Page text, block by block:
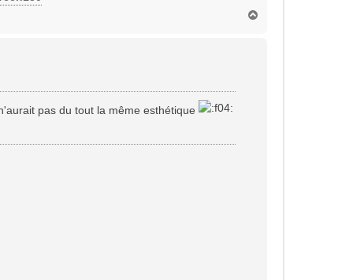
pas du tout la même esthétique